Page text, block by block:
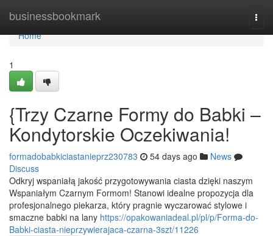
businessbookmark
Home
Home
1
{Trzy Czarne Formy do Babki –
Kondytorskie Oczekiwania!
formadobabkiciastanieprz230783 54 days ago
News
Discuss
Odkryj wspaniałą jakość przygotowywania ciasta dzięki naszym
Wspaniałym Czarnym Formom! Stanowi idealne propozycja dla
profesjonalnego piekarza, który pragnie wyczarować stylowe i
smaczne babki na lany https://opakowaniadeal.pl/pl/p/Forma-do-
Babki-ciasta-nieprzywierajaca-czarna-3szt/11226